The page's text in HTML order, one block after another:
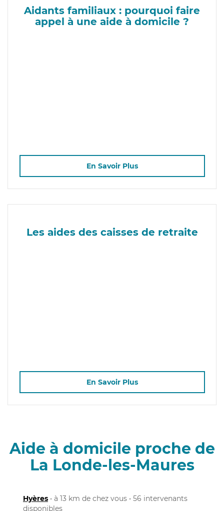
Aidants familiaux : pourquoi faire
appel à une aide à domicile ?
En Savoir Plus
Les aides des caisses de retraite
En Savoir Plus
Aide à domicile proche de
La Londe-les-Maures
Hyères • à 13 km de chez vous • 56 intervenants
disponibles